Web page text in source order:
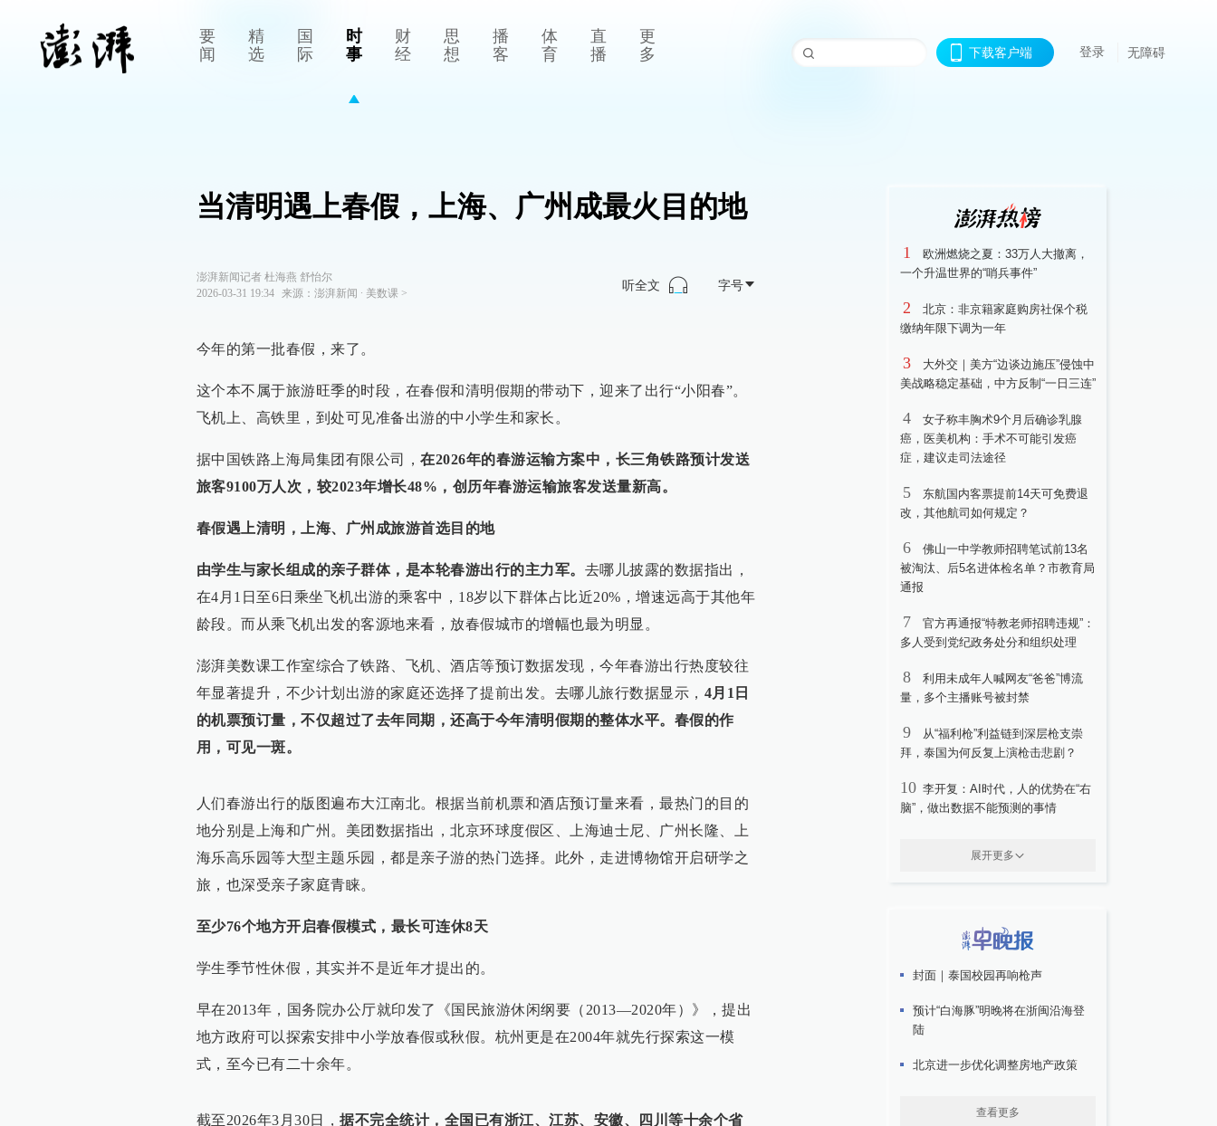
要
闻
精
选
国
际
时
事
财
经
思
想
播
客
体
育
直
播
更
多
下载客户端 登录 无障碍
当清明遇上春假，上海、广州成最火目的地
澎湃新闻记者 杜海燕 舒怡尔
2026-03-31 19:34
来源： 澎湃新闻 ∙ 美数课>
听全文 字号
今年的第一批春假，来了。
这个本不属于旅游旺季的时段，在春假和清明假期的带动下，迎来了出行“小阳春”。
飞机上、高铁里，到处可见准备出游的中小学生和家长。
据中国铁路上海局集团有限公司， 在2026年的春游运输方案中，长三角铁路预计发送
旅客9100万人次，较2023年增长48%，创历年春游运输旅客发送量新高。
春假遇上清明，上海、广州成旅游首选目的地
由学生与家长组成的亲子群体，是本轮春游出行的主力军。 去哪儿披露的数据指出，
在4月1日至6日乘坐飞机出游的乘客中，18岁以下群体占比近20%，增速远高于其他年
龄段。而从乘飞机出发的客源地来看，放春假城市的增幅也最为明显。
澎湃美数课工作室综合了铁路、飞机、酒店等预订数据发现，今年春游出行热度较往
年显著提升，不少计划出游的家庭还选择了提前出发。去哪儿旅行数据显示， 4月1日
的机票预订量，不仅超过了去年同期，还高于今年清明假期的整体水平。春假的作
用，可见一斑。
人们春游出行的版图遍布大江南北。根据当前机票和酒店预订量来看，最热门的目的
地分别是上海和广州。美团数据指出，北京环球度假区、上海迪士尼、广州长隆、上
海乐高乐园等大型主题乐园，都是亲子游的热门选择。此外，走进博物馆开启研学之
旅，也深受亲子家庭青睐。
至少76个地方开启春假模式，最长可连休8天
学生季节性休假，其实并不是近年才提出的。
早在2013年，国务院办公厅就印发了《国民旅游休闲纲要（2013—2020年）》，提出
地方政府可以探索安排中小学放春假或秋假。杭州更是在2004年就先行探索这一模
式，至今已有二十余年。
截至2026年3月30日， 据不完全统计，全国已有浙江、江苏、安徽、四川等十余个省
1
欧洲燃烧之夏：33万人大撤离，
一个升温世界的“哨兵事件”
2
北京：非京籍家庭购房社保个税
缴纳年限下调为一年
3
大外交｜美方“边谈边施压”侵蚀中
美战略稳定基础，中方反制“一日三连”
4
女子称丰胸术9个月后确诊乳腺
癌，医美机构：手术不可能引发癌
症，建议走司法途径
5
东航国内客票提前14天可免费退
改，其他航司如何规定？
6
佛山一中学教师招聘笔试前13名
被淘汰、后5名进体检名单？市教育局
通报
7
官方再通报“特教老师招聘违规”：
多人受到党纪政务处分和组织处理
8
利用未成年人喊网友“爸爸”博流
量，多个主播账号被封禁
9
从“福利枪”利益链到深层枪支崇
拜，泰国为何反复上演枪击悲剧？
10 李开复：AI时代，人的优势在“右
脑”，做出数据不能预测的事情
展开更多
封面｜泰国校园再响枪声
预计“白海豚”明晚将在浙闽沿海登
陆
北京进一步优化调整房地产政策
查看更多